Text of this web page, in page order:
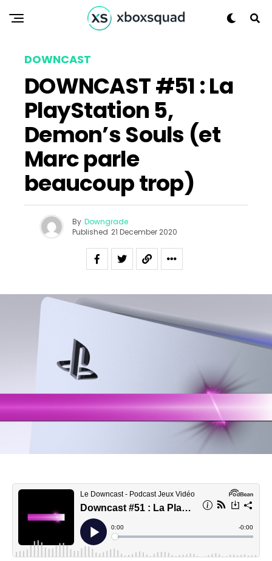
DOWNCAST
DOWNCAST #51 : La
PlayStation 5,
Demon’s Souls (et
Marc parle
beaucoup trop)
By Downgrade
Published 21 December 2020